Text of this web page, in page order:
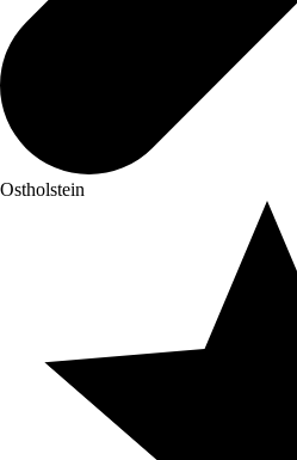
Ostholstein